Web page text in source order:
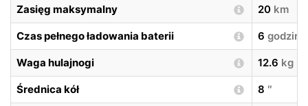
Zasięg maksymalny 20 km
Czas pełnego ładowania baterii 6 godzin
Waga hulajnogi 12.6 kg
Średnica kół 8 ″